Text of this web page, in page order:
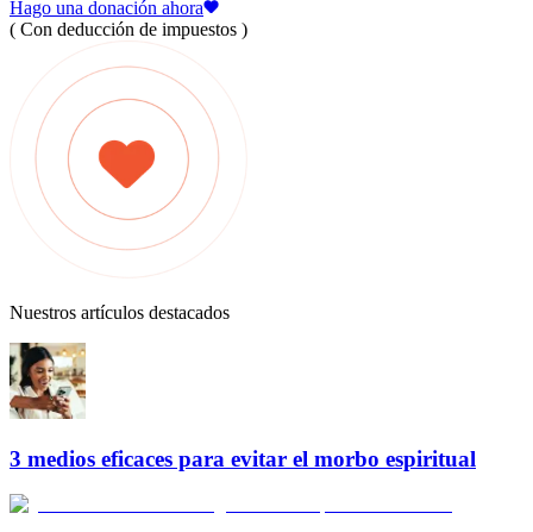
Hago una donación ahora
( Con deducción de impuestos )
Nuestros artículos destacados
3 medios eficaces para evitar el morbo espiritual